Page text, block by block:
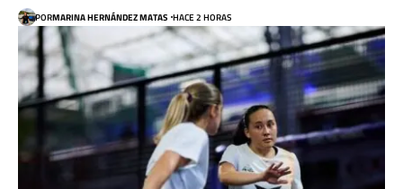
PORMARINA HERNÁNDEZ MATAS HACE 2 HORAS